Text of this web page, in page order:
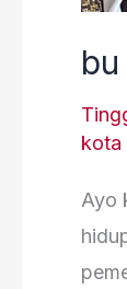
kota
Ayo